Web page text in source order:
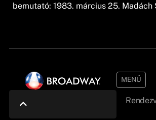
bemutató: 1983. március 25. Madách
MENÜ